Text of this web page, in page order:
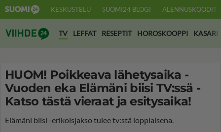
KESKUSTELU SUOMI24 BLOGI ALENNUSKOODIT
Suomi24 Viihde
TV LEFFAT RESEPTIT HOROSKOOPPI KASARI
HUOM! Poikkeava lähetysaika -
Vuoden eka Elämäni biisi TV:ssä -
Katso tästä vieraat ja esitysaika!
Elämäni biisi -erikoisjakso tulee tv:stä loppiaisena.